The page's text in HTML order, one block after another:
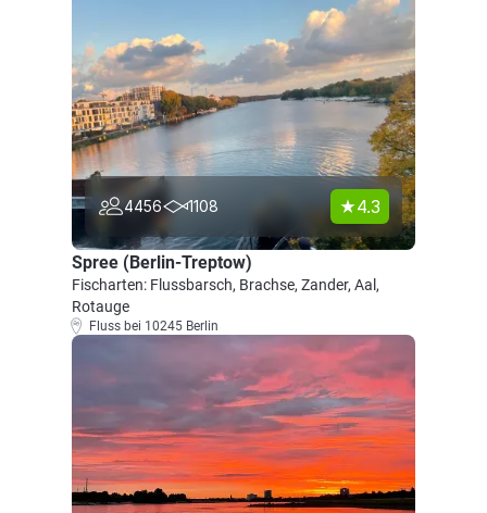
4456 1108 4.3
Spree (Berlin-Treptow)
Fischarten: Flussbarsch, Brachse, Zander, Aal,
Rotauge
Fluss bei 10245 Berlin